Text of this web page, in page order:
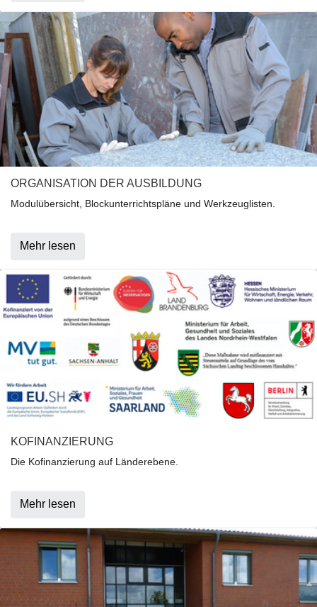
ORGANISATION DER AUSBILDUNG
Modulübersicht, Blockunterrichtspläne und Werkzeuglisten.
Mehr lesen
KOFINANZIERUNG
Die Kofinanzierung auf Länderebene.
Mehr lesen